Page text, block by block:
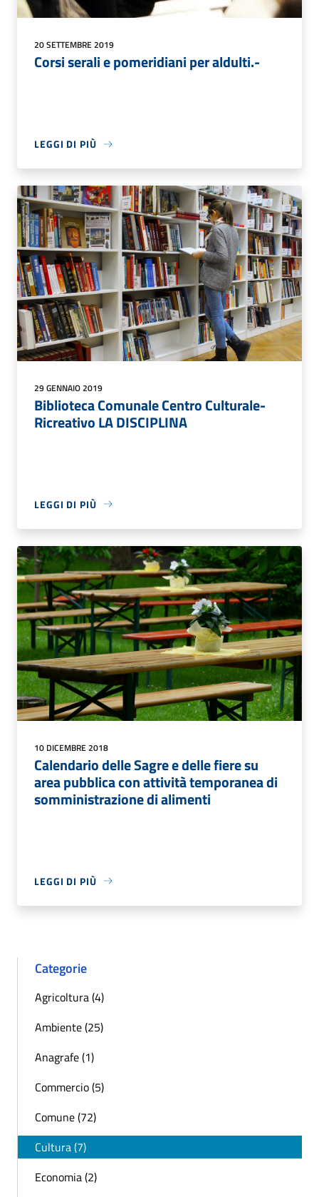
20 SETTEMBRE 2019
Corsi serali e pomeridiani per aldulti.-
LEGGI DI PIÙ
29 GENNAIO 2019
Biblioteca Comunale Centro Culturale-
Ricreativo LA DISCIPLINA
LEGGI DI PIÙ
10 DICEMBRE 2018
Calendario delle Sagre e delle fiere su
area pubblica con attività temporanea di
somministrazione di alimenti
LEGGI DI PIÙ
Categorie
Agricoltura (4)
Ambiente (25)
Anagrafe (1)
Commercio (5)
Comune (72)
Cultura (7)
Economia (2)